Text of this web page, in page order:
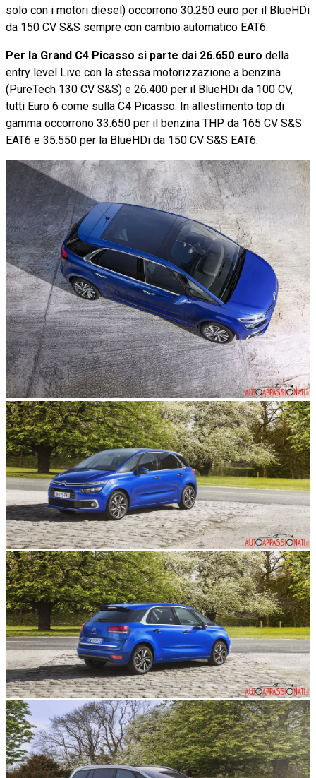
solo con i motori diesel) occorrono 30.250 euro per il BlueHDi
da 150 CV S&S sempre con cambio automatico EAT6.
Per la Grand C4 Picasso si parte dai 26.650 euro della
entry level Live con la stessa motorizzazione a benzina
(PureTech 130 CV S&S) e 26.400 per il BlueHDi da 100 CV,
tutti Euro 6 come sulla C4 Picasso. In allestimento top di
gamma occorrono 33.650 per il benzina THP da 165 CV S&S
EAT6 e 35.550 per la BlueHDi da 150 CV S&S EAT6.